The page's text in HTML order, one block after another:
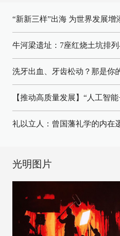
“新新三样”出海 为世界发展增
牛河梁遗址：7座红烧土坑排
洗牙出血、牙齿松动？那是你
【推动高质量发展】“人工智
礼以立人：曾国藩礼学的内在
光明图片